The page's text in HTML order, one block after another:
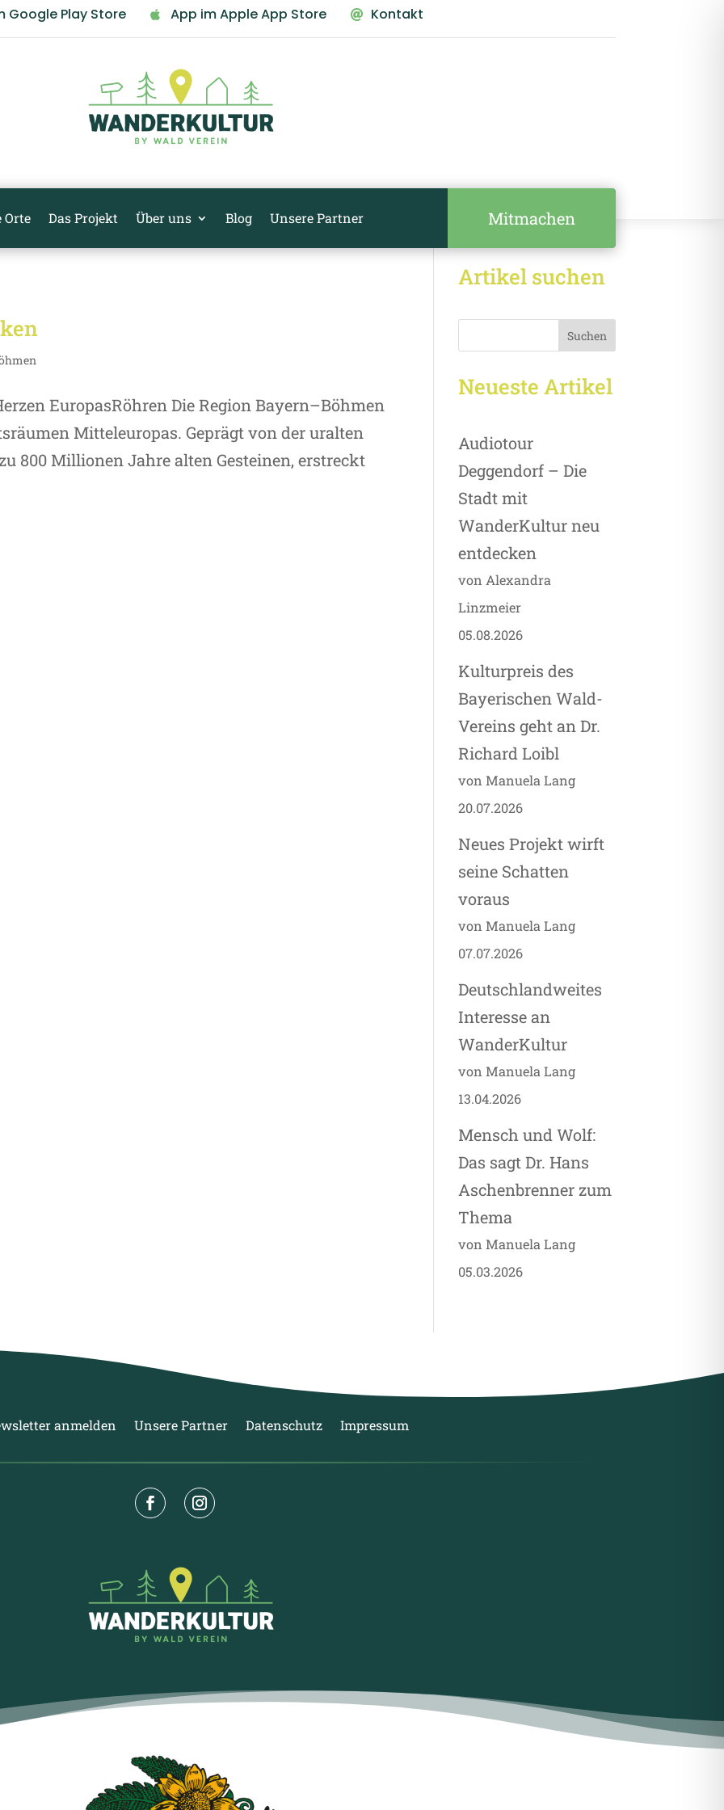
Google Play Store  App im Apple App Store  Kontakt
Orte Das Projekt Über uns Blog Unsere Partner Mitmachen
EuropasRöhren Die Region Bayern–Böhmen
Mitteleuropas. Geprägt von der uralten
800 Millionen Jahre alten Gesteinen, erstreckt
Artikel suchen
Suchen
Neueste Artikel
Audiotour
Deggendorf – Die
Stadt mit
WanderKultur neu
entdecken
von Alexandra
Linzmeier
05.08.2026
Kulturpreis des
Bayerischen Wald-
Vereins geht an Dr.
Richard Loibl
von Manuela Lang
20.07.2026
Neues Projekt wirft
seine Schatten
voraus
von Manuela Lang
07.07.2026
Deutschlandweites
Interesse an
WanderKultur
von Manuela Lang
13.04.2026
Mensch und Wolf:
Das sagt Dr. Hans
Aschenbrenner zum
Thema
von Manuela Lang
05.03.2026
anmelden Unsere Partner Datenschutz Impressum